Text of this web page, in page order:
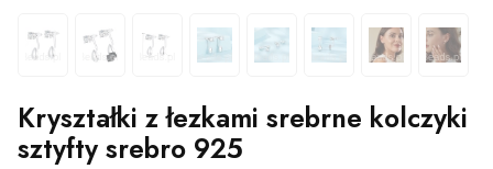
Kryształki z łezkami srebrne kolczyki
sztyfty srebro 925